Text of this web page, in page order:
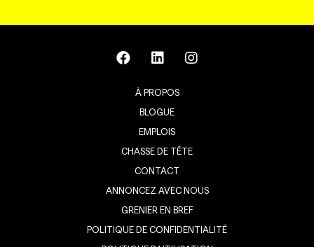
À PROPOS
BLOGUE
EMPLOIS
CHASSE DE TÊTE
CONTACT
ANNONCEZ AVEC NOUS
GRENIER EN BREF
POLITIQUE DE CONFIDENTIALITÉ